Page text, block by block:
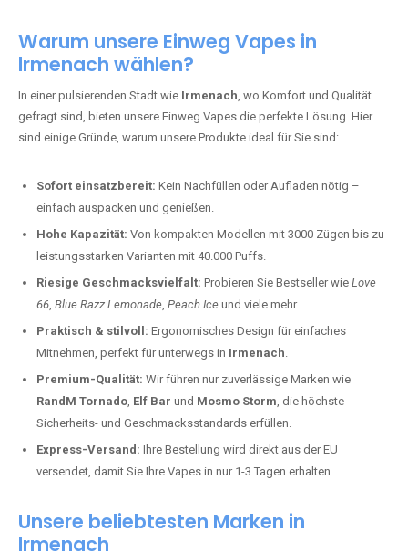
Warum unsere Einweg Vapes in
Irmenach wählen?
In einer pulsierenden Stadt wie Irmenach, wo Komfort und Qualität
gefragt sind, bieten unsere Einweg Vapes die perfekte Lösung. Hier
sind einige Gründe, warum unsere Produkte ideal für Sie sind:
Sofort einsatzbereit: Kein Nachfüllen oder Aufladen nötig –
einfach auspacken und genießen.
Hohe Kapazität: Von kompakten Modellen mit 3000 Zügen bis zu
leistungsstarken Varianten mit 40.000 Puffs.
Riesige Geschmacksvielfalt: Probieren Sie Bestseller wie Love
66, Blue Razz Lemonade, Peach Ice und viele mehr.
Praktisch & stilvoll: Ergonomisches Design für einfaches
Mitnehmen, perfekt für unterwegs in Irmenach.
Premium-Qualität: Wir führen nur zuverlässige Marken wie
RandM Tornado, Elf Bar und Mosmo Storm, die höchste
Sicherheits- und Geschmacksstandards erfüllen.
Express-Versand: Ihre Bestellung wird direkt aus der EU
versendet, damit Sie Ihre Vapes in nur 1-3 Tagen erhalten.
Unsere beliebtesten Marken in
Irmenach